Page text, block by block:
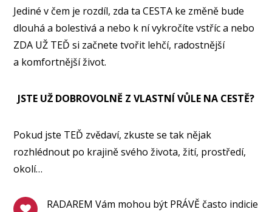
Jediné v čem je rozdíl, zda ta CESTA ke změně bude
dlouhá a bolestivá a nebo k ní vykročíte vstříc a nebo
ZDA UŽ TEĎ si začnete tvořit lehčí, radostnější
a komfortnější život.
JSTE UŽ DOBROVOLNĚ Z VLASTNÍ VŮLE NA CESTĚ?
Pokud jste TEĎ zvědaví, zkuste se tak nějak
rozhlédnout po krajině svého života, žití, prostředí,
okolí…
RADAREM Vám mohou být PRÁVĚ často indicie